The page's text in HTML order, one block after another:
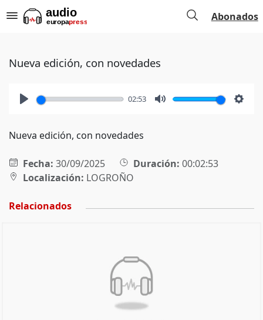
Abonados
Nueva edición, con novedades
02:53
Nueva edición, con novedades
Fecha: 30/09/2025 Duración: 00:02:53
Localización: LOGROÑO
Relacionados